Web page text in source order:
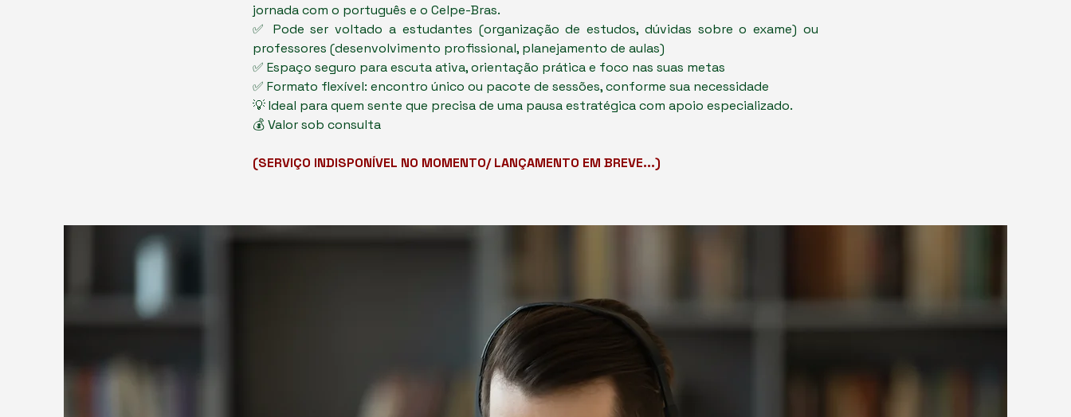
jornada com o português e o Celpe-Bras.
✅ Pode ser voltado a estudantes (organização de estudos, dúvidas sobre o exame) ou
professores (desenvolvimento profissional, planejamento de aulas)
✅ Espaço seguro para escuta ativa, orientação prática e foco nas suas metas
✅ Formato flexível: encontro único ou pacote de sessões, conforme sua necessidade
💡 Ideal para quem sente que precisa de uma pausa estratégica com apoio especializado.
💰 Valor sob consulta
(SERVIÇO INDISPONÍVEL NO MOMENTO/ LANÇAMENTO EM BREVE...)